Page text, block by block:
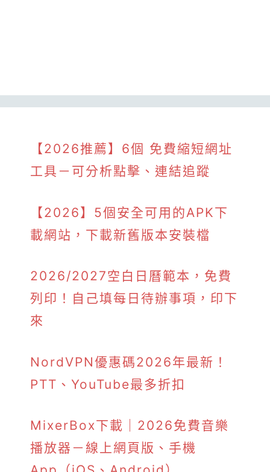
【2026推薦】6個 免費縮短網址
工具－可分析點擊、連結追蹤
【2026】5個安全可用的APK下
載網站，下載新舊版本安裝檔
2026/2027空白日曆範本，免費
列印！自己填每日待辦事項，印下
來
NordVPN優惠碼2026年最新！
PTT、YouTube最多折扣
MixerBox下載｜2026免費音樂
播放器－線上網頁版、手機